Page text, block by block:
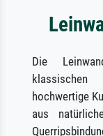
Die
hochwertige
aus